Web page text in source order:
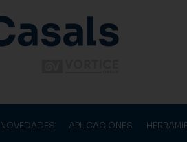
NOVEDADES APLICACIONES